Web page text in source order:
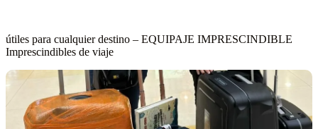
útiles para cualquier destino – EQUIPAJE IMPRESCINDIBLE
Imprescindibles de viaje